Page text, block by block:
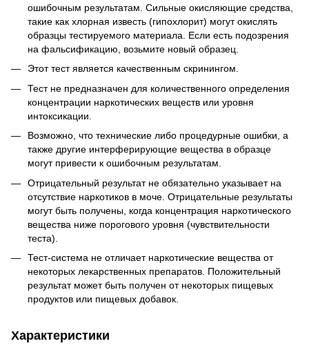
ошибочным результатам. Сильные окисляющие средства,
такие как хлорная известь (гипохлорит) могут окислять
образцы тестируемого материала. Если есть подозрения
на фальсификацию, возьмите новый образец.
Этот тест является качественным скринингом.
Тест не предназначен для количественного определения
концентрации наркотических веществ или уровня
интоксикации.
Возможно, что технические либо процедурные ошибки, а
также другие интерферирующие вещества в образце
могут привести к ошибочным результатам.
Отрицательный результат не обязательно указывает на
отсутствие наркотиков в моче. Отрицательные результаты
могут быть получены, когда концентрация наркотического
вещества ниже порогового уровня (чувствительности
теста).
Тест-система не отличает наркотические вещества от
некоторых лекарственных препаратов. Положительный
результат может быть получен от некоторых пищевых
продуктов или пищевых добавок.
Характеристики